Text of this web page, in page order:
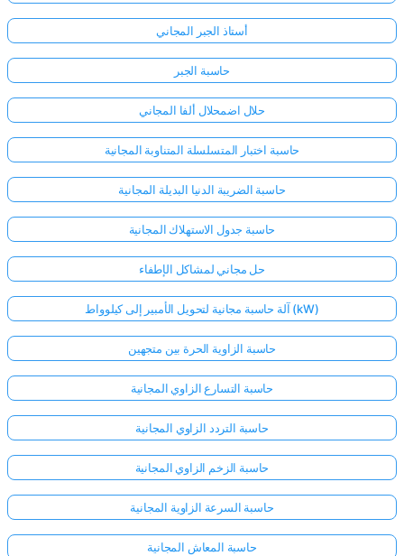
أستاذ الجبر المجاني
حاسبة الجبر
حلال اضمحلال ألفا المجاني
حاسبة اختبار المتسلسلة المتناوبة المجانية
حاسبة الضريبة الدنيا البديلة المجانية
حاسبة جدول الاستهلاك المجانية
حل مجاني لمشاكل الإطفاء
آلة حاسبة مجانية لتحويل الأمبير إلى كيلوواط (kW)
حاسبة الزاوية الحرة بين متجهين
حاسبة التسارع الزاوي المجانية
حاسبة التردد الزاوي المجانية
حاسبة الزخم الزاوي المجانية
حاسبة السرعة الزاوية المجانية
حاسبة المعاش المجانية